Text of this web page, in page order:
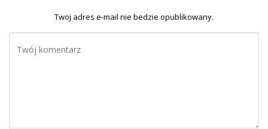
Twoj adres e-mail nie bedzie opublikowany.